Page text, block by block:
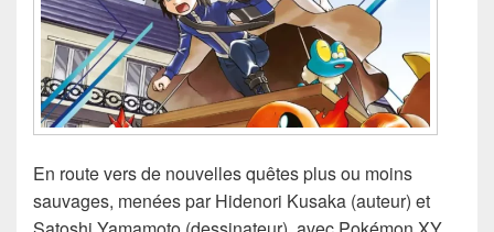
En route vers de nouvelles quêtes plus ou moins
sauvages, menées par Hidenori Kusaka (auteur) et